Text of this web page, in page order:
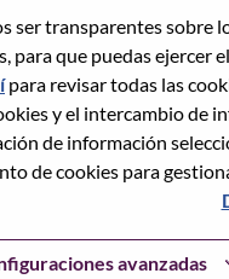
ser transparentes sobre
para que puedas ejercer
para revisar todas las
y el intercambio de
de información
de cookies para
avanzadas
electrónico